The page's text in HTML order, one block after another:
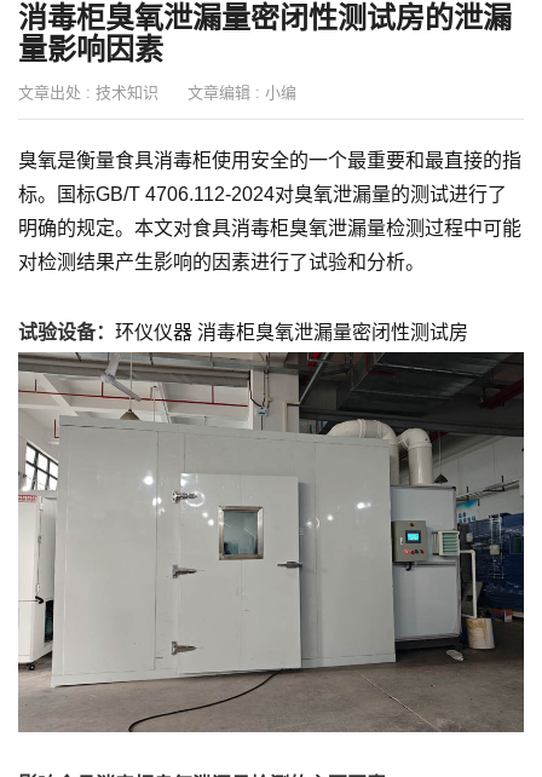
消毒柜臭氧泄漏量密闭性测试房的泄漏
量影响因素
文章出处 : 技术知识 文章编辑 : 小编
臭氧是衡量食具消毒柜使用安全的一个最重要和最直接的指
标。国标GB/T 4706.112-2024对臭氧泄漏量的测试进行了
明确的规定。本文对食具消毒柜臭氧泄漏量检测过程中可能
对检测结果产生影响的因素进行了试验和分析。
试验设备： 环仪仪器 消毒柜臭氧泄漏量密闭性测试房